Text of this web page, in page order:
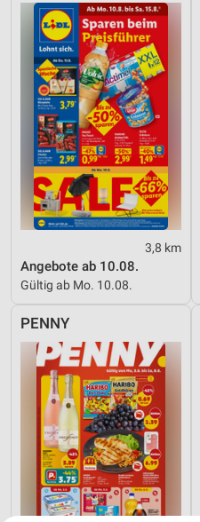
3,8 km
Angebote ab 10.08.
Gültig ab Mo. 10.08.
PENNY